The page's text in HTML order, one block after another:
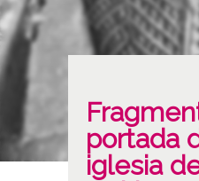
portada
iglesia